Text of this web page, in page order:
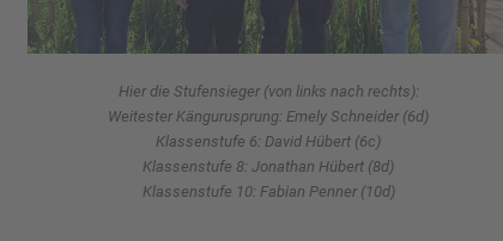
Hier die Stufensieger (von links nach rechts):
Weitester Kängurusprung: Emely Schneider (6d)
Klassenstufe 6: David Hübert (6c)
Klassenstufe 8: Jonathan Hübert (8d)
Klassenstufe 10: Fabian Penner (10d)